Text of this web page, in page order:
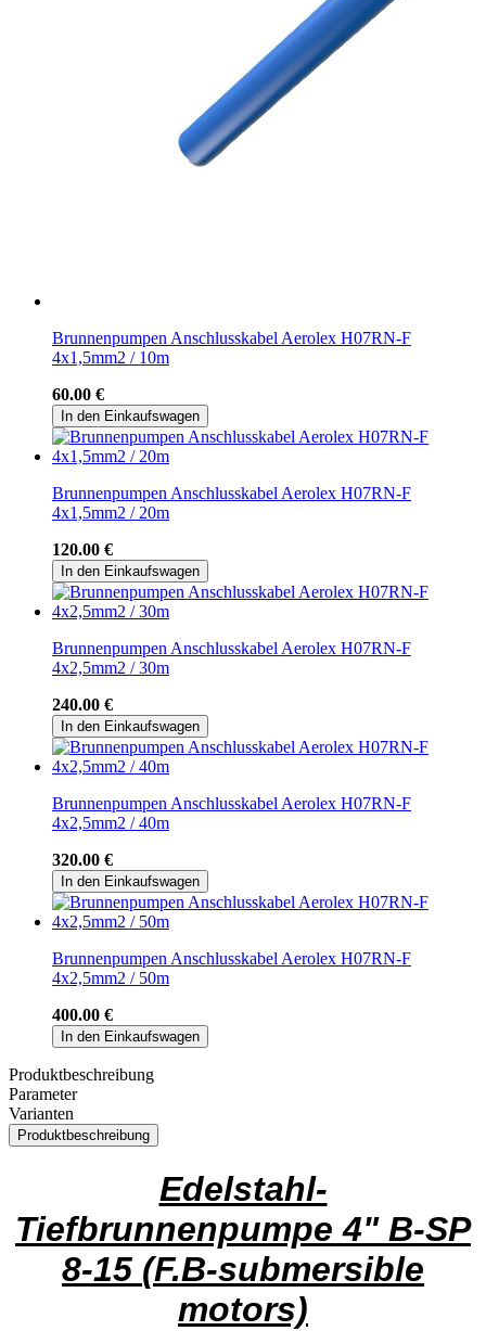
Brunnenpumpen Anschlusskabel Aerolex H07RN-F
4x1,5mm2 / 10m
60.00 €
In den Einkaufswagen
Brunnenpumpen Anschlusskabel Aerolex H07RN-F
4x1,5mm2 / 20m
120.00 €
In den Einkaufswagen
Brunnenpumpen Anschlusskabel Aerolex H07RN-F
4x2,5mm2 / 30m
240.00 €
In den Einkaufswagen
Brunnenpumpen Anschlusskabel Aerolex H07RN-F
4x2,5mm2 / 40m
320.00 €
In den Einkaufswagen
Brunnenpumpen Anschlusskabel Aerolex H07RN-F
4x2,5mm2 / 50m
400.00 €
In den Einkaufswagen
Produktbeschreibung
Parameter
Varianten
Produktbeschreibung
Edelstahl-
Tiefbrunnenpumpe 4" B-SP
8-15 (F.B-submersible
motors)